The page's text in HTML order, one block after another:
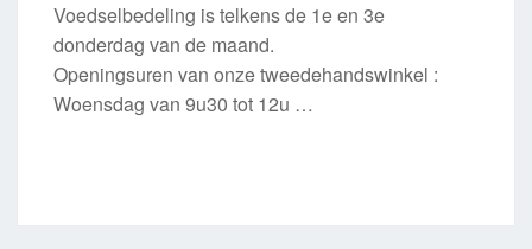
Voedselbedeling is telkens de 1e en 3e
donderdag van de maand.
Openingsuren van onze tweedehandswinkel :
Woensdag van 9u30 tot 12u …